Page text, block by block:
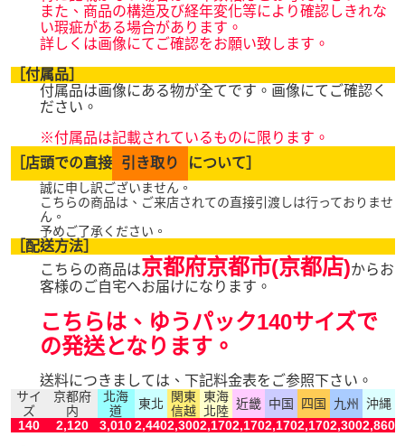
また、商品の構造及び経年変化等により確認しきれな
い瑕疵がある場合があります。
詳しくは画像にてご確認をお願い致します。
［付属品］
付属品は画像にある物が全てです。画像にてご確認く
ださい。
※付属品は記載されているものに限ります。
［店頭での直接
引き取り について］
誠に申し訳ございません。
こちらの商品は、ご来店されての直接引渡しは行っておりませ
ん。
予めご了承ください。
［配送方法］
こちらの商品は京都府京都市(京都店)からお
客様のご自宅へお届けになります。
こちらは、ゆうパック140サイズで
の発送となります。
送料につきましては、下記料金表をご参照下さい。
サイ
ズ
京都府
内
北海
道
東北
関東
信越
東海
北陸 近畿 中国 四国 九州
沖縄
140
2,120 3,0102,4402,3002,1702,1702,1702,1702,3002,860